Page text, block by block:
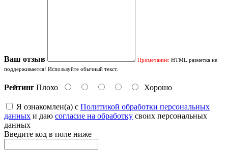
Ваш отзыв Примечание: HTML разметка не
поддерживается! Используйте обычный текст.
Рейтинг Плохо Хорошо
Я ознакомлен(а) с Политикой обработки персональных
данных и даю согласие на обработку своих персональных
данных
Введите код в поле ниже